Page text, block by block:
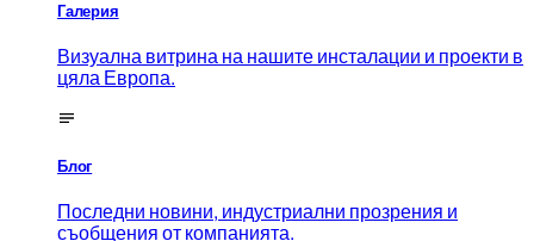
Галерия
Визуална витрина на нашите инсталации и проекти в
цяла Европа.
Блог
Последни новини, индустриални прозрения и
съобщения от компанията.